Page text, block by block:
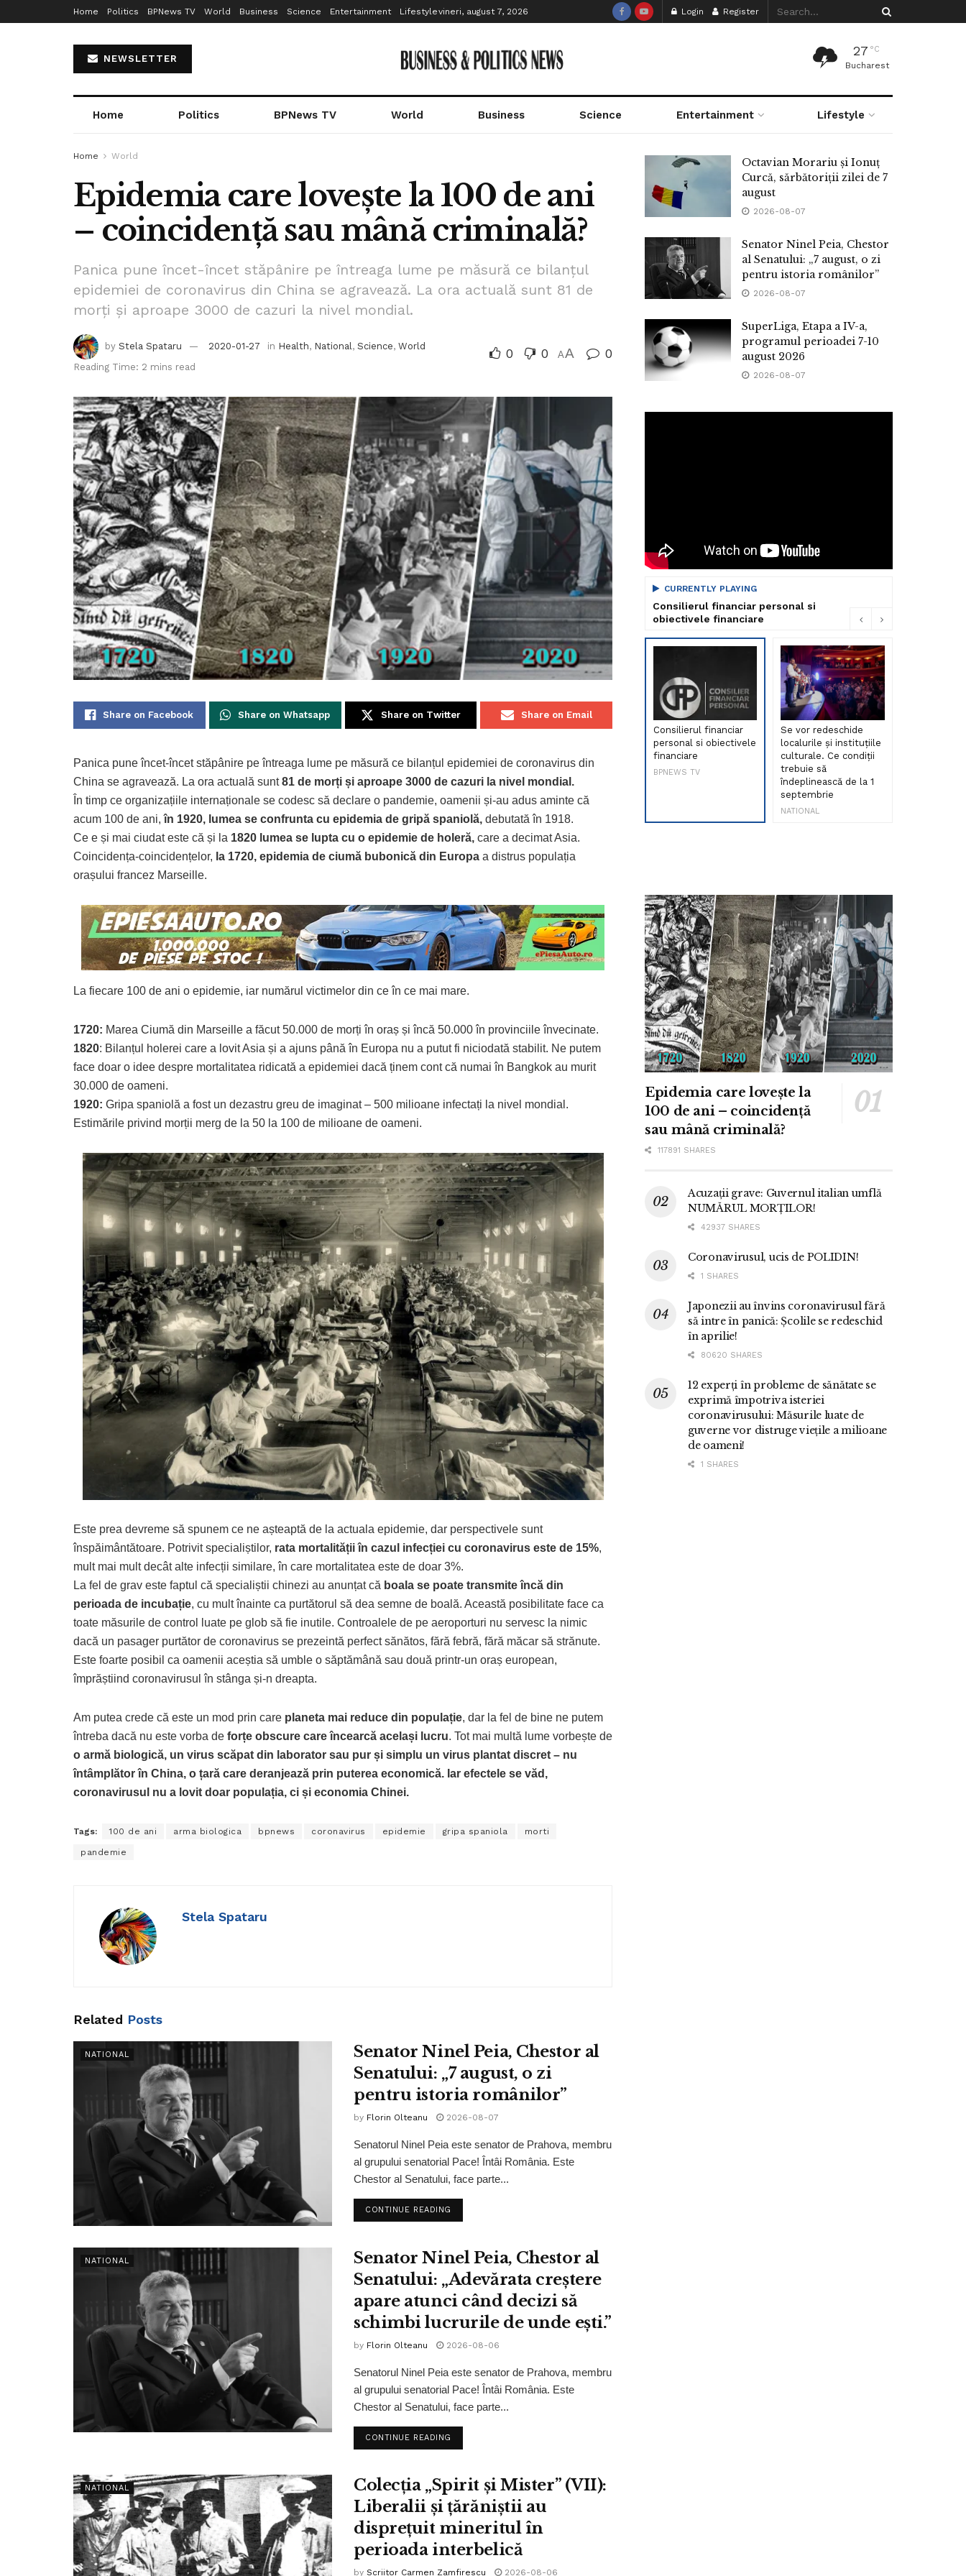
Home Politics BPNews TV World Business Science Entertainment Lifestylevineri, august 7, 2026 Login Register
NEWSLETTER
27 °C
Bucharest
Home Politics BPNews TV World Business Science Entertainment Lifestyle
Home World
Epidemia care lovește la 100 de ani
– coincidență sau mână criminală?
Panica pune încet-încet stăpânire pe întreaga lume pe măsură ce bilanțul
epidemiei de coronavirus din China se agravează. La ora actuală sunt 81 de
morți și aproape 3000 de cazuri la nivel mondial.
by Stela Spataru 2020-01-27 in Health, National , Science, World
Reading Time: 2 mins read
0 0 AA 0
Share on Facebook Share on Whatsapp Share on Twitter Share on Email
Panica pune încet-încet stăpânire pe întreaga lume pe măsură ce bilanțul epidemiei de coronavirus din
China se agravează. La ora actuală sunt81 de morți și aproape 3000 de cazuri la nivel mondial.
În timp ce organizațiile internaționale se codesc să declare o pandemie, oamenii și-au adus aminte că
acum 100 de ani, în 1920, lumea se confrunta cu epidemia de gripă spaniolă, debutată în 1918.
Ce e și mai ciudat este că și la 1820 lumea se lupta cu o epidemie de holeră, care a decimat Asia.
Coincidența-coincidențelor, la 1720, epidemia de ciumă bubonică din Europa a distrus populația
orașului francez Marseille.
La fiecare 100 de ani o epidemie, iar numărul victimelor din ce în ce mai mare.
1720: Marea Ciumă din Marseille a făcut 50.000 de morți în oraș și încă 50.000 în provinciile învecinate.
1820: Bilanțul holerei care a lovit Asia și a ajuns până în Europa nu a putut fi niciodată stabilit. Ne putem
face doar o idee despre mortalitatea ridicată a epidemiei dacă ținem cont că numai în Bangkok au murit
30.000 de oameni.
1920: Gripa spaniolă a fost un dezastru greu de imaginat – 500 milioane infectați la nivel mondial.
Estimările privind morții merg de la 50 la 100 de milioane de oameni.
Este prea devreme să spunem ce ne așteaptă de la actuala epidemie, dar perspectivele sunt
înspăimântătoare. Potrivit specialiștilor, rata mortalității în cazul infecției cu coronavirus este de 15%,
mult mai mult decât alte infecții similare, în care mortalitatea este de doar 3%.
La fel de grav este faptul că specialiștii chinezi au anunțat că boala se poate transmite încă din
perioada de incubație, cu mult înainte ca purtătorul să dea semne de boală. Această posibilitate face ca
toate măsurile de control luate pe glob să fie inutile. Controalele de pe aeroporturi nu servesc la nimic
dacă un pasager purtător de coronavirus se prezeintă perfect sănătos, fără febră, fără măcar să strănute.
Este foarte posibil ca oamenii aceștia să umble o săptămână sau două printr-un oraș european,
împrăștiind coronavirusul în stânga și-n dreapta.
Am putea crede că este un mod prin care planeta mai reduce din populație, dar la fel de bine ne putem
întreba dacă nu este vorba de forțe obscure care încearcă același lucru. Tot mai multă lume vorbește de
o armă biologică, un virus scăpat din laborator sau pur și simplu un virus plantat discret – nu
întâmplător în China, o țară care deranjează prin puterea economică. Iar efectele se văd,
coronavirusul nu a lovit doar populația, ci și economia Chinei.
Tags: 100 de ani arma biologica bpnews coronavirus epidemie gripa spaniola morti
pandemie
Stela Spataru
Related Posts
NATIONAL
Senator Ninel Peia, Chestor al
Senatului: „7 august, o zi
pentru istoria românilor”
by Florin Olteanu 2026-08-07
Senatorul Ninel Peia este senator de Prahova, membru
al grupului senatorial Pace! Întâi România. Este
Chestor al Senatului, face parte...
CONTINUE READING
NATIONAL
Senator Ninel Peia, Chestor al
Senatului: „Adevărata creștere
apare atunci când decizi să
schimbi lucrurile de unde ești.”
by Florin Olteanu 2026-08-06
Senatorul Ninel Peia este senator de Prahova, membru
al grupului senatorial Pace! Întâi România. Este
Chestor al Senatului, face parte...
CONTINUE READING
NATIONAL
Colecția „Spirit și Mister” (VII):
Liberalii și țărăniștii au
disprețuit mineritul în
perioada interbelică
by Scriitor Carmen Zamfirescu 2026-08-06
Octavian Morariu și Ionuț
Curcă, sărbătoriții zilei de 7
august
2026-08-07
Senator Ninel Peia, Chestor
al Senatului: „7 august, o zi
pentru istoria românilor”
2026-08-07
SuperLiga, Etapa a IV-a,
programul perioadei 7-10
august 2026
2026-08-07
CURRENTLY PLAYING
Consilierul financiar personal si
obiectivele financiare
Consilierul financiar
personal si obiectivele
financiare
BPNEWS TV
Se vor redeschide
localurile și instituțiile
culturale. Ce condiții
trebuie să
îndeplinească de la 1
septembrie
NATIONAL
Epidemia care lovește la
100 de ani – coincidență
sau mână criminală?
117891 SHARES
Acuzații grave: Guvernul italian umflă
NUMĂRUL MORȚILOR!
42937 SHARES
Coronavirusul, ucis de POLIDIN!
1 SHARES
Japonezii au învins coronavirusul fără
să intre în panică: Școlile se redeschid
în aprilie!
80620 SHARES
12 experți în probleme de sănătate se
exprimă împotriva isteriei
coronavirusului: Măsurile luate de
guverne vor distruge viețile a milioane
de oameni!
1 SHARES